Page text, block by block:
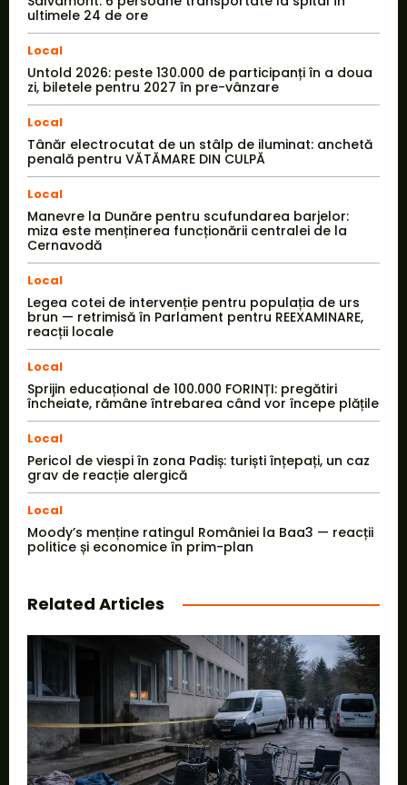
ultimele 24 de ore
Local
Untold 2026: peste 130.000 de participanți în a doua
zi, biletele pentru 2027 în pre-vânzare
Local
Tânăr electrocutat de un stâlp de iluminat: anchetă
penală pentru VĂTĂMARE DIN CULPĂ
Local
Manevre la Dunăre pentru scufundarea barjelor:
miza este menținerea funcționării centralei de la
Cernavodă
Local
Legea cotei de intervenție pentru populația de urs
brun — retrimisă în Parlament pentru REEXAMINARE,
reacții locale
Local
Sprijin educațional de 100.000 FORINȚI: pregătiri
încheiate, rămâne întrebarea când vor începe plățile
Local
Pericol de viespi în zona Padiș: turiști înțepați, un caz
grav de reacție alergică
Local
Moody’s menține ratingul României la Baa3 — reacții
politice și economice în prim-plan
Related Articles